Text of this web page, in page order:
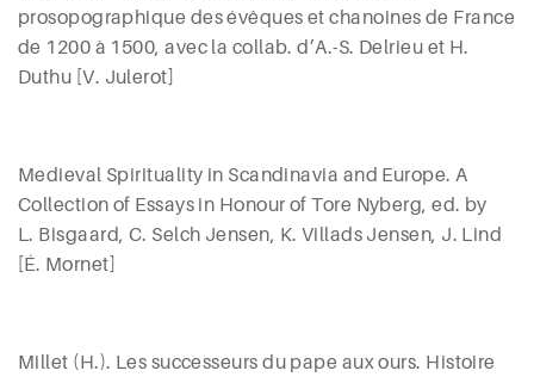
prosopographique des évêques et chanoines de France
de 1200 à 1500, avec la collab. d’A.-S. Delrieu et H.
Duthu [V. Julerot
Medieval Spirituality in Scandinavia and Europe. A
Collection of Essays in Honour of Tore Nyberg, ed. by
L. Bisgaard, C. Selch Jensen, K. Villads Jensen, J. Lind
[É. Mornet
Millet (H.). Les successeurs du pape aux ours. Histoire